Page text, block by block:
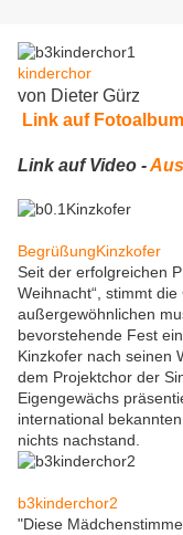
kinderchor
von Dieter Gürz
Link auf Fotoalbum
Link auf Video -
BegrüßungKinzkofer
Seit der erfolgreichen
Weihnacht“, stimmt
außergewöhnlichen
bevorstehende Fest
Kinzkofer nach seinen
dem Projektchor der
Eigengewächs
international
nichts nachstand.
b3kinderchor2
"Diese